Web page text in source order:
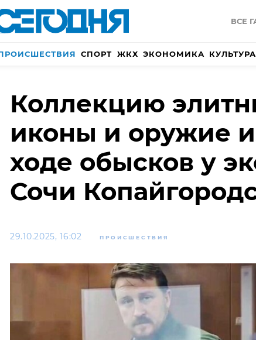
ВСЕ
СПОРТ ЖКХ ЭКОНОМИКА КУЛЬТУРА
Коллекцию
иконы и оружие
ходе обысков у
Сочи
29.10.2025, 16:02 ПРОИСШЕСТВИЯ